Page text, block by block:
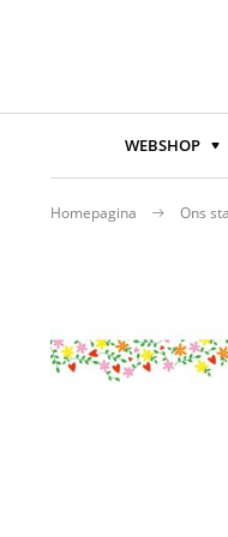
WEBSHOP
Homepagina Ons
einde
van